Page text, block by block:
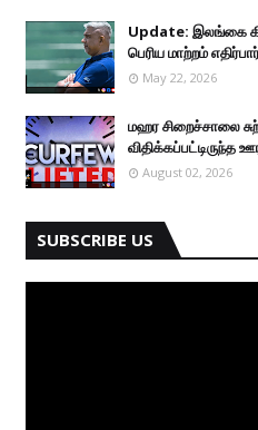
Update: இலங்கை
பெரிய மாற்றம்
May 22, 2026
மஹர சிறைச்சாலை
விதிக்கப்பட்டிருந்த
August 02, 2026
SUBSCRIBE US